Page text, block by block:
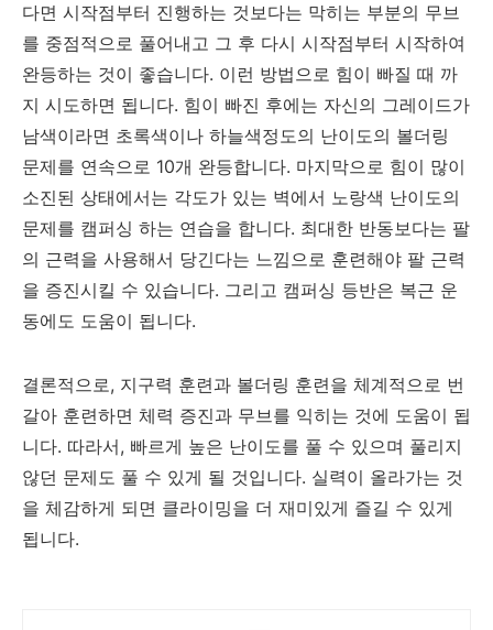
다면 시작점부터 진행하는 것보다는 막히는 부분의 무브
를 중점적으로 풀어내고 그 후 다시 시작점부터 시작하여
완등하는 것이 좋습니다. 이런 방법으로 힘이 빠질 때 까
지 시도하면 됩니다. 힘이 빠진 후에는 자신의 그레이드가
남색이라면 초록색이나 하늘색정도의 난이도의 볼더링
문제를 연속으로 10개 완등합니다. 마지막으로 힘이 많이
소진된 상태에서는 각도가 있는 벽에서 노랑색 난이도의
문제를 캠퍼싱 하는 연습을 합니다. 최대한 반동보다는 팔
의 근력을 사용해서 당긴다는 느낌으로 훈련해야 팔 근력
을 증진시킬 수 있습니다. 그리고 캠퍼싱 등반은 복근 운
동에도 도움이 됩니다.
결론적으로, 지구력 훈련과 볼더링 훈련을 체계적으로 번
갈아 훈련하면 체력 증진과 무브를 익히는 것에 도움이 됩
니다. 따라서, 빠르게 높은 난이도를 풀 수 있으며 풀리지
않던 문제도 풀 수 있게 될 것입니다. 실력이 올라가는 것
을 체감하게 되면 클라이밍을 더 재미있게 즐길 수 있게
됩니다.